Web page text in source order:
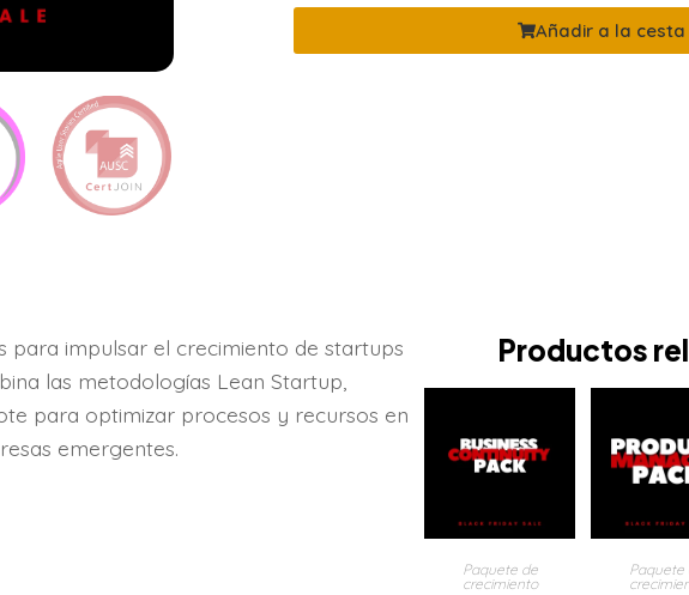
Añadir a la cesta
para impulsar el crecimiento de startups
las metodologías Lean Startup,
para optimizar procesos y recursos en
emergentes.
Productos
Paquete de
crecimiento
Paquete